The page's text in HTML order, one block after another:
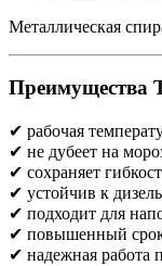
Металлическая
Преимущества
✔ рабочая
✔ не дубеет на
✔ сохраняет
✔ устойчив к
✔ подходит для
✔ повышенный
✔ надежная работа